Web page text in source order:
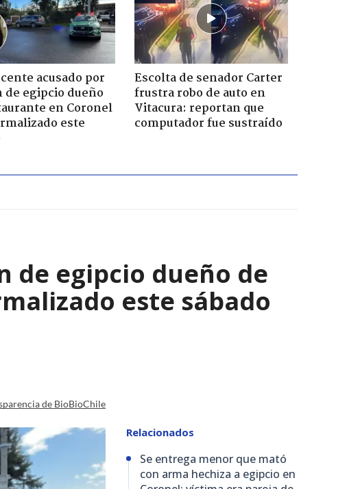
acusado por
de egipcio dueño
en Coronel
este
Escolta de senador Carter
frustra robo de auto en
Vitacura: reportan que
computador fue sustraído
de egipcio dueño de
este sábado
de BioBioChile
Relacionados
Se entrega menor que mató
con arma hechiza a egipcio en